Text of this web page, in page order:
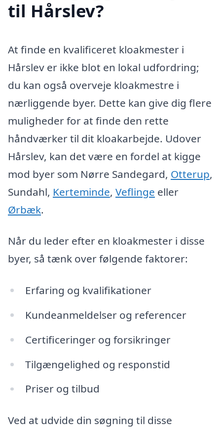
til Hårslev?
At finde en kvalificeret kloakmester i
Hårslev er ikke blot en lokal udfordring;
du kan også overveje kloakmestre i
nærliggende byer. Dette kan give dig flere
muligheder for at finde den rette
håndværker til dit kloakarbejde. Udover
Hårslev, kan det være en fordel at kigge
mod byer som Nørre Sandegard, Otterup,
Sundahl, Kerteminde, Veflinge eller
Ørbæk.
Når du leder efter en kloakmester i disse
byer, så tænk over følgende faktorer:
Erfaring og kvalifikationer
Kundeanmeldelser og referencer
Certificeringer og forsikringer
Tilgængelighed og responstid
Priser og tilbud
Ved at udvide din søgning til disse